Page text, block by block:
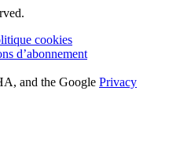
cookies
d’abonnement
and the Google Privacy